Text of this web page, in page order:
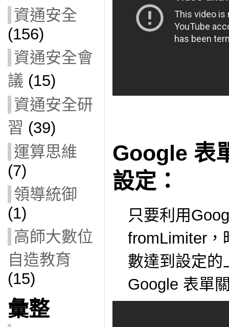
資通安全
(156)
資通安全會
議 (15)
資通安全研
習 (39)
運算思維
(7)
領導統御
(1)
高師大數位
自造教育
(15)
彙整
Google 表
設定：
只要利用
fromLimiter，
數達到設定的
Google 表單